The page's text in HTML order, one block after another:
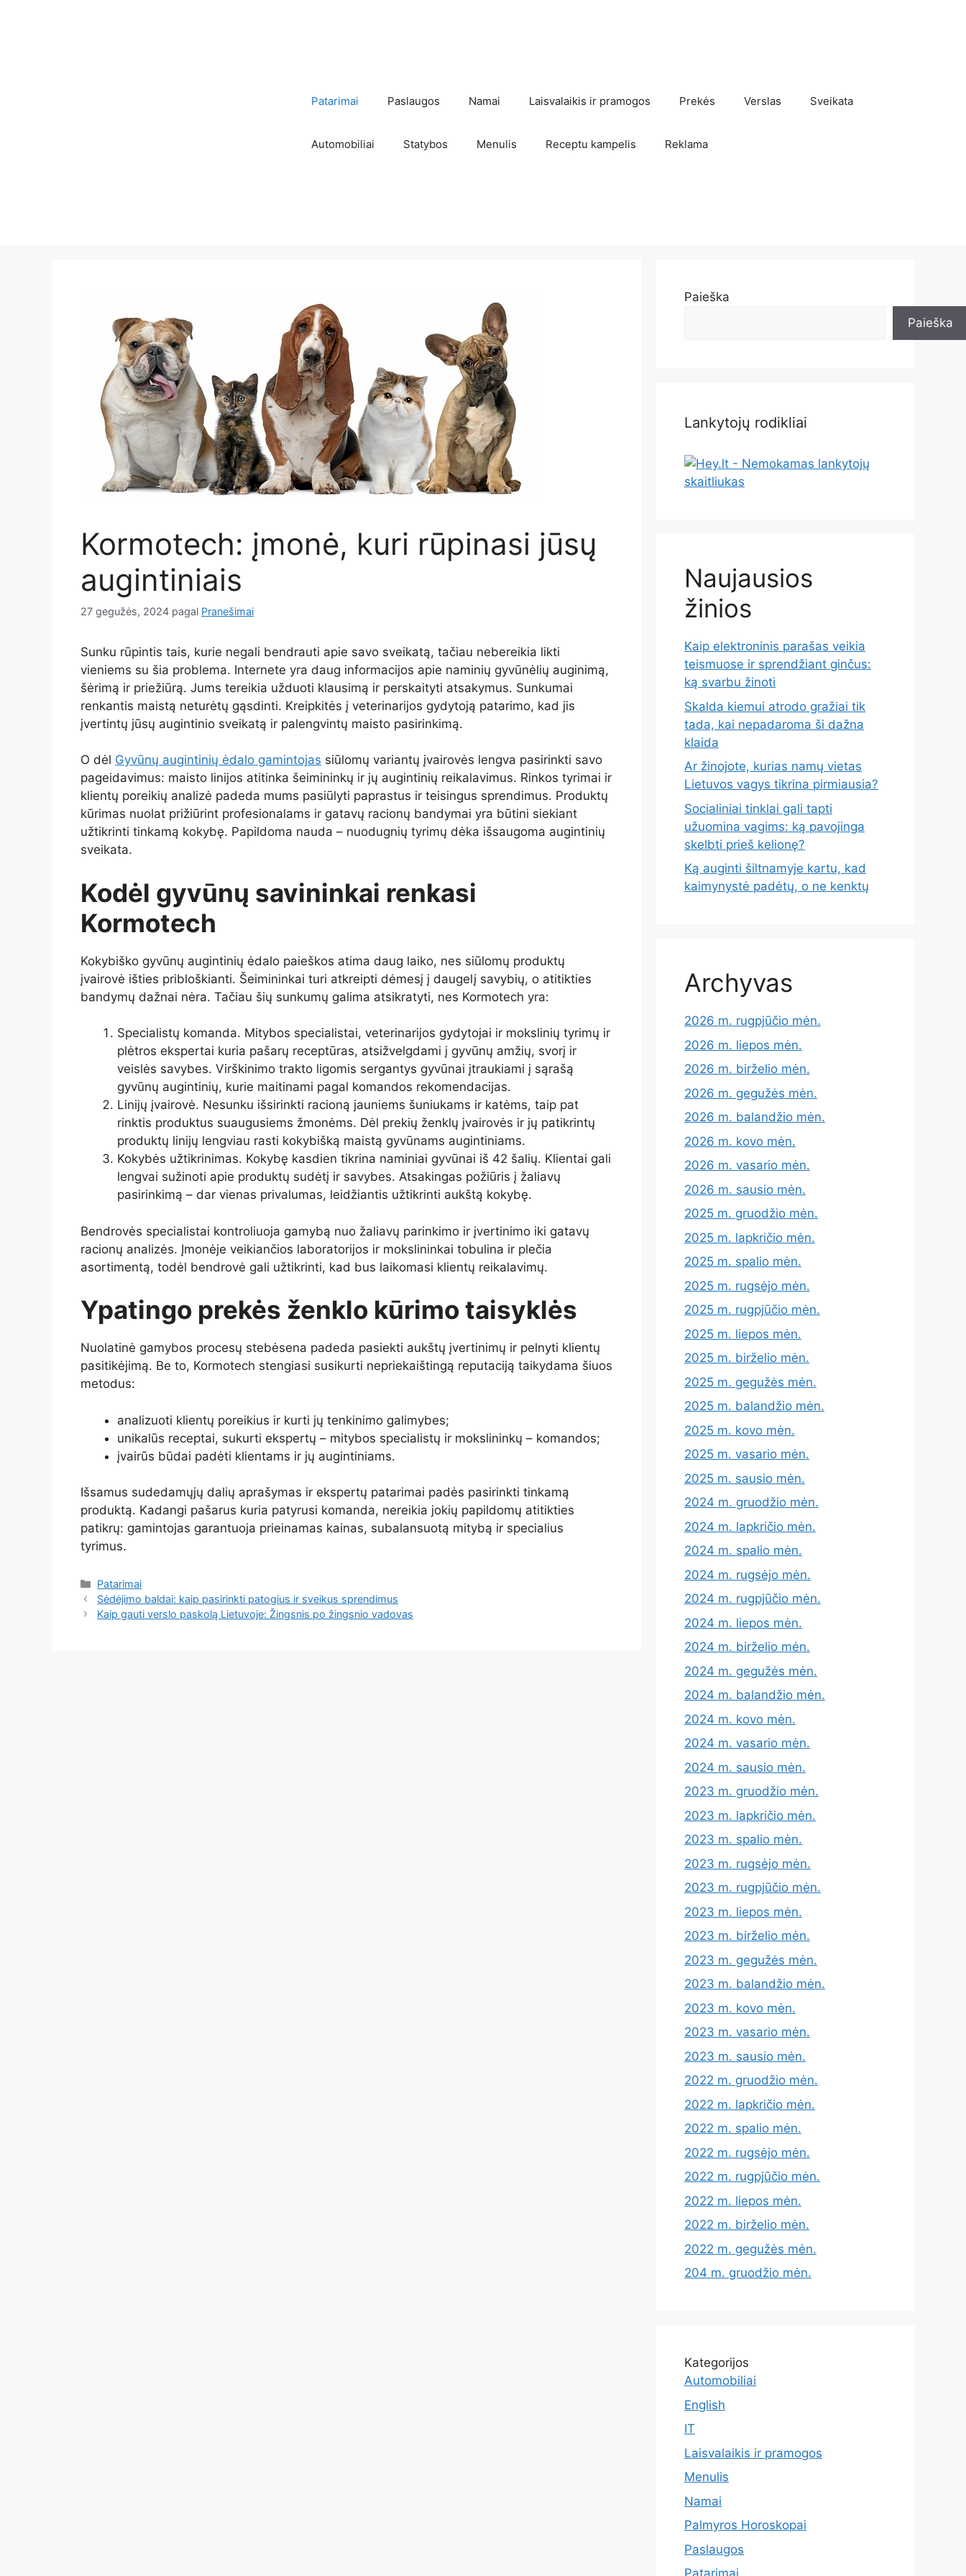
Patarimai Paslaugos Namai Laisvalaikis ir pramogos Prekės Verslas Sveikata
Automobiliai Statybos Menulis Receptu kampelis Reklama
Kormotech: įmonė, kuri rūpinasi jūsų
augintiniais
27 gegužės, 2024 pagal Pranešimai
Sunku rūpintis tais, kurie negali bendrauti apie savo sveikatą, tačiau nebereikia likti
vieniems su šia problema. Internete yra daug informacijos apie naminių gyvūnėlių auginimą,
šėrimą ir priežiūrą. Jums tereikia užduoti klausimą ir perskaityti atsakymus. Sunkumai
renkantis maistą neturėtų gąsdinti. Kreipkitės į veterinarijos gydytoją patarimo, kad jis
įvertintų jūsų augintinio sveikatą ir palengvintų maisto pasirinkimą.
O dėl Gyvūnų augintinių ėdalo gamintojas siūlomų variantų įvairovės lengva pasirinkti savo
pageidavimus: maisto linijos atitinka šeimininkų ir jų augintinių reikalavimus. Rinkos tyrimai ir
klientų poreikių analizė padeda mums pasiūlyti paprastus ir teisingus sprendimus. Produktų
kūrimas nuolat prižiūrint profesionalams ir gatavų racionų bandymai yra būtini siekiant
užtikrinti tinkamą kokybę. Papildoma nauda – nuodugnių tyrimų dėka išsaugoma augintinių
sveikata.
Kodėl gyvūnų savininkai renkasi
Kormotech
Kokybiško gyvūnų augintinių ėdalo paieškos atima daug laiko, nes siūlomų produktų
įvairovė išties pribloškianti. Šeimininkai turi atkreipti dėmesį į daugelį savybių, o atitikties
bandymų dažnai nėra. Tačiau šių sunkumų galima atsikratyti, nes Kormotech yra:
Specialistų komanda. Mitybos specialistai, veterinarijos gydytojai ir mokslinių tyrimų ir
plėtros ekspertai kuria pašarų receptūras, atsižvelgdami į gyvūnų amžių, svorį ir
veislės savybes. Virškinimo trakto ligomis sergantys gyvūnai įtraukiami į sąrašą
gyvūnų augintinių, kurie maitinami pagal komandos rekomendacijas.
Linijų įvairovė. Nesunku išsirinkti racioną jauniems šuniukams ir katėms, taip pat
rinktis produktus suaugusiems žmonėms. Dėl prekių ženklų įvairovės ir jų patikrintų
produktų linijų lengviau rasti kokybišką maistą gyvūnams augintiniams.
Kokybės užtikrinimas. Kokybę kasdien tikrina naminiai gyvūnai iš 42 šalių. Klientai gali
lengvai sužinoti apie produktų sudėtį ir savybes. Atsakingas požiūris į žaliavų
pasirinkimą – dar vienas privalumas, leidžiantis užtikrinti aukštą kokybę.
Bendrovės specialistai kontroliuoja gamybą nuo žaliavų parinkimo ir įvertinimo iki gatavų
racionų analizės. Įmonėje veikiančios laboratorijos ir mokslininkai tobulina ir plečia
asortimentą, todėl bendrovė gali užtikrinti, kad bus laikomasi klientų reikalavimų.
Ypatingo prekės ženklo kūrimo taisyklės
Nuolatinė gamybos procesų stebėsena padeda pasiekti aukštų įvertinimų ir pelnyti klientų
pasitikėjimą. Be to, Kormotech stengiasi susikurti nepriekaištingą reputaciją taikydama šiuos
metodus:
analizuoti klientų poreikius ir kurti jų tenkinimo galimybes;
unikalūs receptai, sukurti ekspertų – mitybos specialistų ir mokslininkų – komandos;
įvairūs būdai padėti klientams ir jų augintiniams.
Išsamus sudedamųjų dalių aprašymas ir ekspertų patarimai padės pasirinkti tinkamą
produktą. Kadangi pašarus kuria patyrusi komanda, nereikia jokių papildomų atitikties
patikrų: gamintojas garantuoja prieinamas kainas, subalansuotą mitybą ir specialius
tyrimus.
Kategorijos
Patarimai
Sėdėjimo baldai: kaip pasirinkti patogius ir sveikus sprendimus
Kaip gauti verslo paskolą Lietuvoje: Žingsnis po žingsnio vadovas
Paieška
Paieška
Lankytojų rodikliai
Naujausios
žinios
Kaip elektroninis parašas veikia
teismuose ir sprendžiant ginčus:
ką svarbu žinoti
Skalda kiemui atrodo gražiai tik
tada, kai nepadaroma ši dažna
klaida
Ar žinojote, kurias namų vietas
Lietuvos vagys tikrina pirmiausia?
Socialiniai tinklai gali tapti
užuomina vagims: ką pavojinga
skelbti prieš kelionę?
Ką auginti šiltnamyje kartu, kad
kaimynystė padėtų, o ne kenktų
Archyvas
2026 m. rugpjūčio mėn.
2026 m. liepos mėn.
2026 m. birželio mėn.
2026 m. gegužės mėn.
2026 m. balandžio mėn.
2026 m. kovo mėn.
2026 m. vasario mėn.
2026 m. sausio mėn.
2025 m. gruodžio mėn.
2025 m. lapkričio mėn.
2025 m. spalio mėn.
2025 m. rugsėjo mėn.
2025 m. rugpjūčio mėn.
2025 m. liepos mėn.
2025 m. birželio mėn.
2025 m. gegužės mėn.
2025 m. balandžio mėn.
2025 m. kovo mėn.
2025 m. vasario mėn.
2025 m. sausio mėn.
2024 m. gruodžio mėn.
2024 m. lapkričio mėn.
2024 m. spalio mėn.
2024 m. rugsėjo mėn.
2024 m. rugpjūčio mėn.
2024 m. liepos mėn.
2024 m. birželio mėn.
2024 m. gegužės mėn.
2024 m. balandžio mėn.
2024 m. kovo mėn.
2024 m. vasario mėn.
2024 m. sausio mėn.
2023 m. gruodžio mėn.
2023 m. lapkričio mėn.
2023 m. spalio mėn.
2023 m. rugsėjo mėn.
2023 m. rugpjūčio mėn.
2023 m. liepos mėn.
2023 m. birželio mėn.
2023 m. gegužės mėn.
2023 m. balandžio mėn.
2023 m. kovo mėn.
2023 m. vasario mėn.
2023 m. sausio mėn.
2022 m. gruodžio mėn.
2022 m. lapkričio mėn.
2022 m. spalio mėn.
2022 m. rugsėjo mėn.
2022 m. rugpjūčio mėn.
2022 m. liepos mėn.
2022 m. birželio mėn.
2022 m. gegužės mėn.
204 m. gruodžio mėn.
Kategorijos
Automobiliai
English
IT
Laisvalaikis ir pramogos
Menulis
Namai
Palmyros Horoskopai
Paslaugos